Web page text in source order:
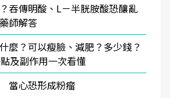
吞傳明酸、L－半胱胺酸恐釀亂
師解答
麼？可以瘦臉、減肥？多少錢？
及副作用一次看懂
當心恐形成粉瘤